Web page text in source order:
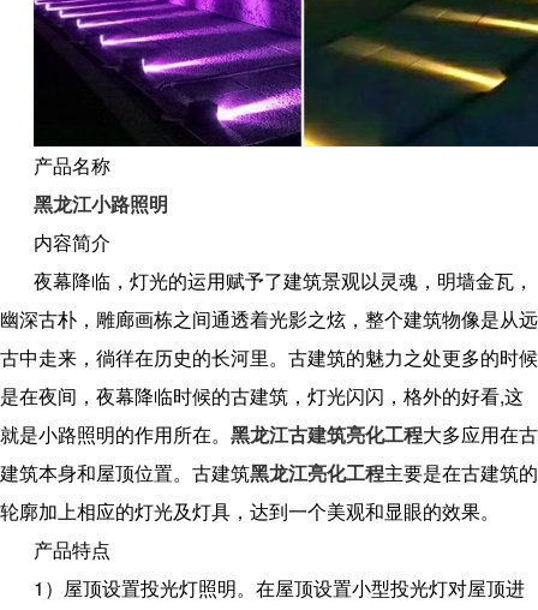
产品名称
黑龙江小路照明
内容简介
夜幕降临，灯光的运用赋予了建筑景观以灵魂，明墙金瓦，
幽深古朴，雕廊画栋之间通透着光影之炫，整个建筑物像是从远
古中走来，徜徉在历史的长河里。古建筑的魅力之处更多的时候
是在夜间，夜幕降临时候的古建筑，灯光闪闪，格外的好看,这
就是小路照明的作用所在。 黑龙江古建筑亮化工程大多应用在古
建筑本身和屋顶位置。古建筑黑龙江亮化工程主要是在古建筑的
轮廓加上相应的灯光及灯具，达到一个美观和显眼的效果。
产品特点
1）屋顶设置投光灯照明。在屋顶设置小型投光灯对屋顶进